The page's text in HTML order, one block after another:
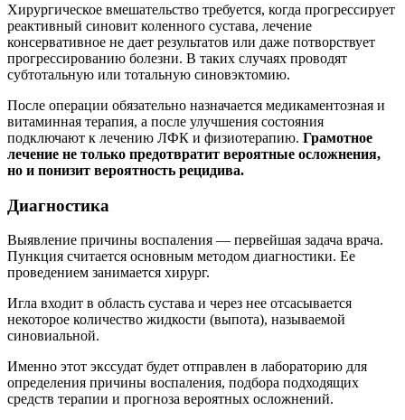
Хирургическое вмешательство требуется, когда прогрессирует
реактивный синовит коленного сустава, лечение
консервативное не дает результатов или даже потворствует
прогрессированию болезни. В таких случаях проводят
субтотальную или тотальную синовэктомию.
После операции обязательно назначается медикаментозная и
витаминная терапия, а после улучшения состояния
подключают к лечению ЛФК и физиотерапию. Грамотное
лечение не только предотвратит вероятные осложнения,
но и понизит вероятность рецидива.
Диагностика
Выявление причины воспаления — первейшая задача врача.
Пункция считается основным методом диагностики. Ее
проведением занимается хирург.
Игла входит в область сустава и через нее отсасывается
некоторое количество жидкости (выпота), называемой
синовиальной.
Именно этот экссудат будет отправлен в лабораторию для
определения причины воспаления, подбора подходящих
средств терапии и прогноза вероятных осложнений.